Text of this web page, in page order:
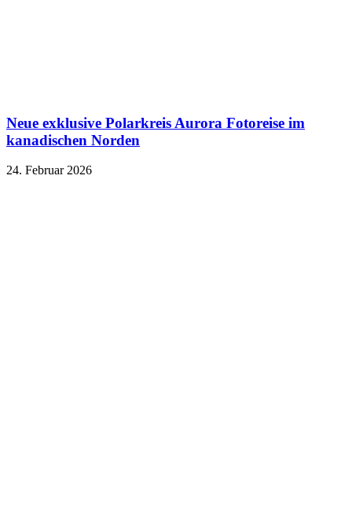
Neue exklusive Polarkreis Aurora Fotoreise im
kanadischen Norden
24. Februar 2026